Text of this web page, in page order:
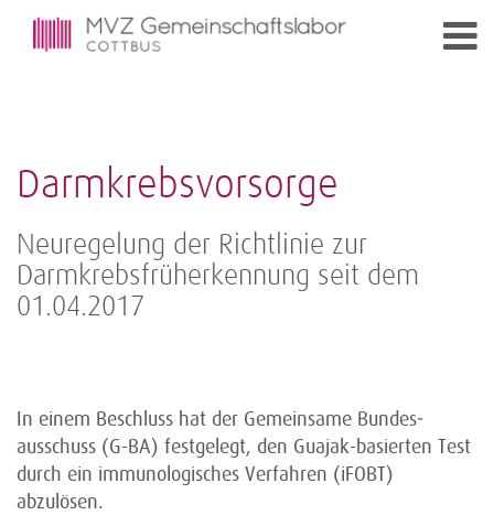
Darmkrebsvorsorge
Neuregelung der Richtlinie zur
Darmkrebsfrüherkennung seit dem
01.04.2017
In einem Beschluss hat der Gemeinsame Bundes­
ausschuss (G-BA) festgelegt, den Guajak-basierten Test
durch ein immuno­logisches Verfahren (iFOBT)
abzulösen.